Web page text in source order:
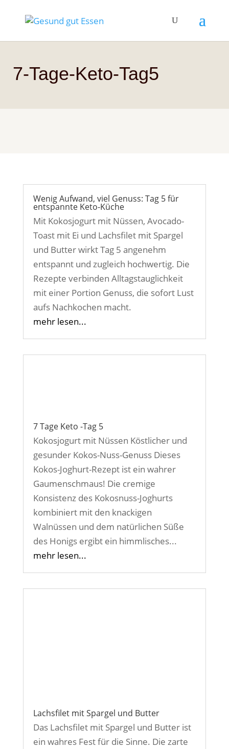
7-Tage-Keto-Tag5
Wenig Aufwand, viel Genuss: Tag 5 für
entspannte Keto-Küche
Mit Kokosjogurt mit Nüssen, Avocado-
Toast mit Ei und Lachsfilet mit Spargel
und Butter wirkt Tag 5 angenehm
entspannt und zugleich hochwertig. Die
Rezepte verbinden Alltagstauglichkeit
mit einer Portion Genuss, die sofort Lust
aufs Nachkochen macht.
mehr lesen...
7 Tage Keto -Tag 5
Kokosjogurt mit Nüssen Köstlicher und
gesunder Kokos-Nuss-Genuss Dieses
Kokos-Joghurt-Rezept ist ein wahrer
Gaumenschmaus! Die cremige
Konsistenz des Kokosnuss-Joghurts
kombiniert mit den knackigen
Walnüssen und dem natürlichen Süße
des Honigs ergibt ein himmlisches...
mehr lesen...
Lachsfilet mit Spargel und Butter
Das Lachsfilet mit Spargel und Butter ist
ein wahres Fest für die Sinne. Die zarte